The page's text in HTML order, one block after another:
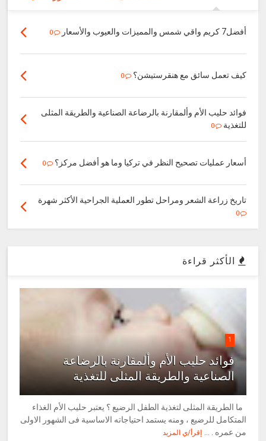
أفضل7 كريم واقي شمس والمميزات والعيوب والأسعار 0
كيف تعمل سائق مع هنقرستيشن؟ 0
فوائد حليب الأم وألمقارنة بالرضاعة الصناعية والطريقة المثلى
للتغذية
0
أسعار عمليات تصحيح النظر في تركيا وما هو أفضل مركز؟ 0
تاريخ زراعة الشعر ومراحل تطور العملية الجراحية الأكثر شهرة
0
الأكثر قراءة
1
فوائد حليب الأم وألمقارنة بالرضاعة
الصناعية والطريقة المثلى للتغذية
ما الطريقة المثلى لتغذية الطفل الرضيع ؟ يعتبر حليب الأم الغذاء
المتكامل للرضيع ، ومنه يستمد احتياجاته الاساسية فى الشهور الاولى
من عمره . ...
إقرأ/ي المزيد